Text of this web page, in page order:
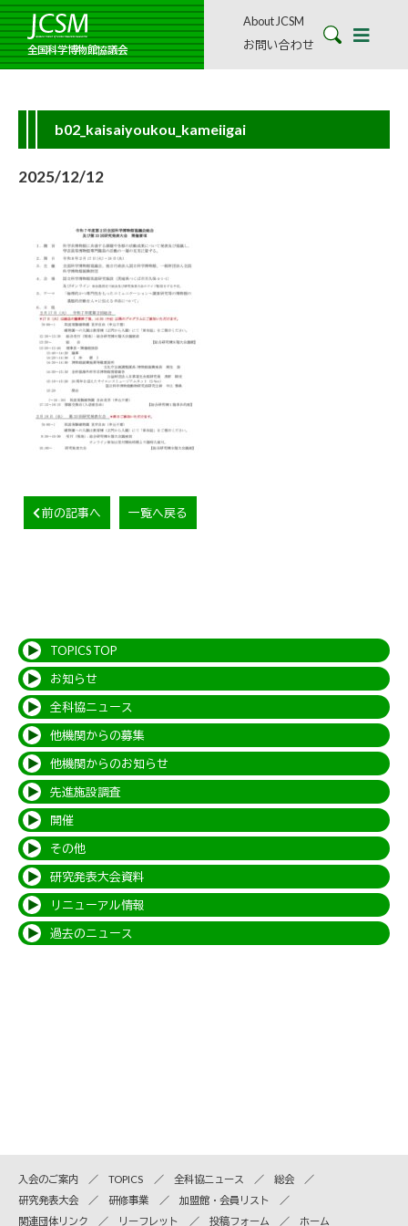
全国科学博物館協議会
About JCSM
お問い合わせ
b02_kaisaiyoukou_kameiigai
2025/12/12
前の記事へ 一覧へ戻る
TOPICS TOP
お知らせ
全科協ニュース
他機関からの募集
他機関からのお知らせ
先進施設調査
開催
その他
研究発表大会資料
リニューアル情報
過去のニュース
入会のご案内 TOPICS 全科協ニュース
総会
研究発表大会
研修事業
加盟館・会員リスト
関連団体リンク
リーフレット 投稿フォーム ホーム